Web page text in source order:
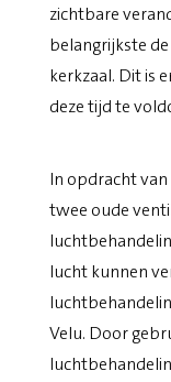
zichtbare
belangrijkste
kerkzaal. Dit is
deze tijd te
In opdracht van
twee oude
lucht kunnen
Velu. Door